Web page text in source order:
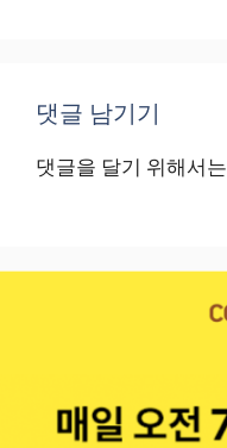
댓글 남기기
댓글을 달기 위해서는